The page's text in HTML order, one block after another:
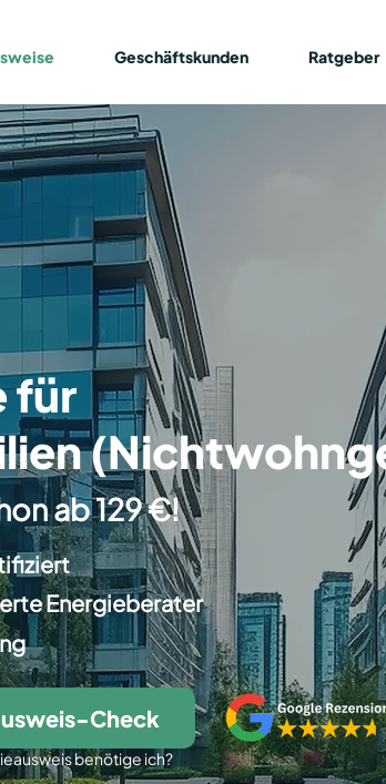
Geschäftskunden Ratgeber
für
ab 129 €!
Energieberater
Check
benötige ich?